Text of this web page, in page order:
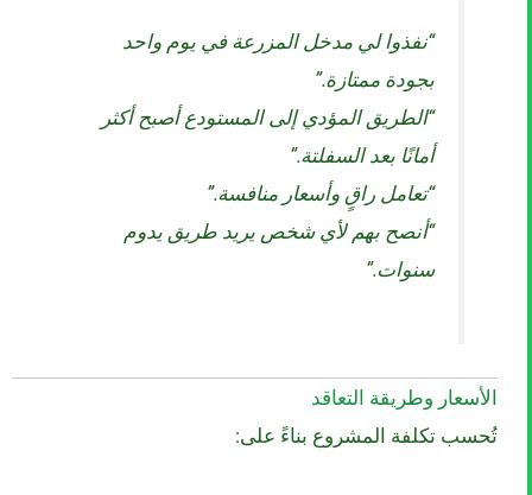
“نفذوا لي مدخل المزرعة في يوم واحد
بجودة ممتازة.”
“الطريق المؤدي إلى المستودع أصبح أكثر
أمانًا بعد السفلتة.”
“تعامل راقٍ وأسعار منافسة.”
“أنصح بهم لأي شخص يريد طريق يدوم
سنوات.”
الأسعار وطريقة التعاقد
تُحسب تكلفة المشروع بناءً على: